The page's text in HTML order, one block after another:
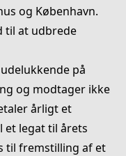
og København.
til at udbrede
på
og modtager ikke
årligt et
et legat til årets
til fremstilling af et